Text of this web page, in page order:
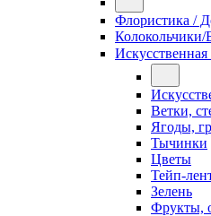
Флористика /
Колокольчики/
Ветки,
Ягоды,
Тычинки
Цветы
Тейп-
Зелень
Фрукты,